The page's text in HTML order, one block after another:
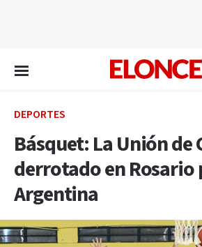
DEPORTES
Básquet: La Unión de
derrotado en Rosario
Argentina